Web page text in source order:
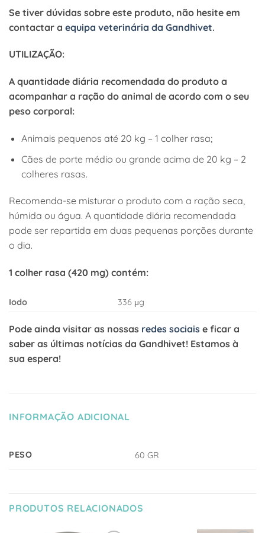
Se tiver dúvidas sobre este produto, não hesite em
contactar a equipa veterinária da Gandhivet.
UTILIZAÇÃO:
A quantidade diária recomendada do produto a
acompanhar a ração do animal de acordo com o seu
peso corporal:
Animais pequenos até 20 kg – 1 colher rasa;
Cães de porte médio ou grande acima de 20 kg – 2
colheres rasas.
Recomenda-se misturar o produto com a ração seca,
húmida ou água. A quantidade diária recomendada
pode ser repartida em duas pequenas porções durante
o dia.
1 colher rasa (420 mg) contém:
Iodo 336 μg
Pode ainda visitar as nossas redes sociais e ficar a
saber as últimas notícias da Gandhivet! Estamos à
sua espera!
INFORMAÇÃO ADICIONAL
PESO 60 GR
PRODUTOS RELACIONADOS